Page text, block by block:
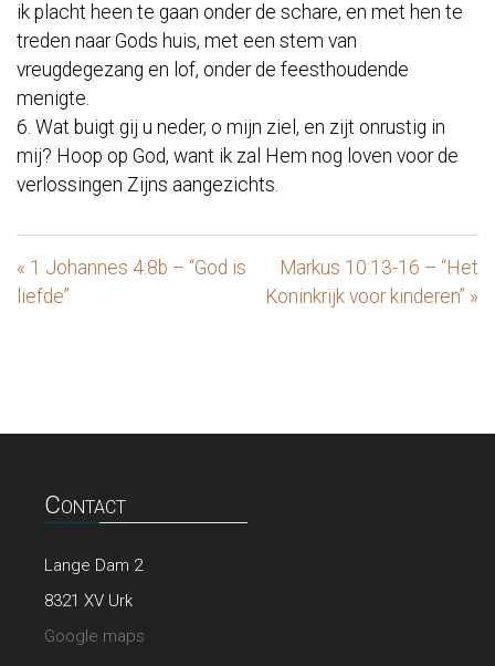
ik placht heen te gaan onder de schare, en met hen te
treden naar Gods huis, met een stem van
vreugdegezang en lof, onder de feesthoudende
menigte.
6. Wat buigt gij u neder, o mijn ziel, en zijt onrustig in
mij? Hoop op God, want ik zal Hem nog loven voor de
verlossingen Zijns aangezichts.
« 1 Johannes 4:8b – “God is
liefde”
Markus 10:13-16 – “Het
Koninkrijk voor kinderen” »
Contact
Lange Dam 2
8321 XV Urk
Google maps